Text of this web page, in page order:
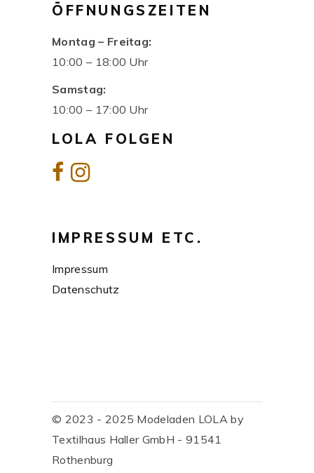
ÖFFNUNGSZEITEN
Montag – Freitag:
10:00 – 18:00 Uhr
Samstag:
10:00 – 17:00 Uhr
LOLA FOLGEN
IMPRESSUM ETC.
Impressum
Datenschutz
© 2023 - 2025 Modeladen LOLA by
Textilhaus Haller GmbH - 91541
Rothenburg